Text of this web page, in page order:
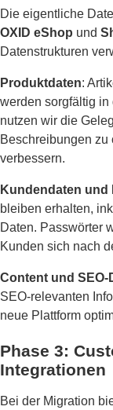
Die eigentliche
OXID eShop und
Datenstrukturen
Produktdaten:
werden sorgfältig in
nutzen wir die
Beschreibungen zu
verbessern.
Kundendaten
bleiben erhalten,
Daten. Passwörter
Kunden sich nach
Content und SEO-
SEO-relevanten
neue Plattform
Phase 3:
Integrationen
Bei der Migration